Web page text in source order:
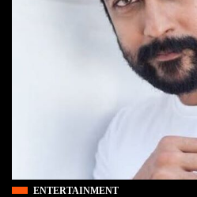
ENTERTAINMENT